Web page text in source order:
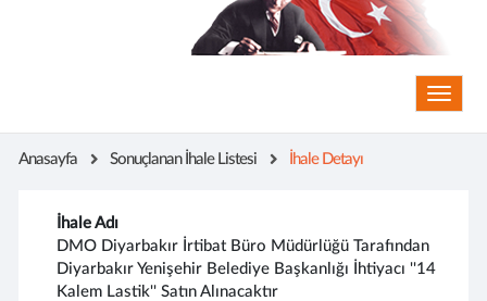
Anasayfa Sonuçlanan İhale Listesi İhale Detayı
İhale Adı
DMO Diyarbakır İrtibat Büro Müdürlüğü Tarafından
Diyarbakır Yenişehir Belediye Başkanlığı İhtiyacı ''14
Kalem Lastik'' Satın Alınacaktır